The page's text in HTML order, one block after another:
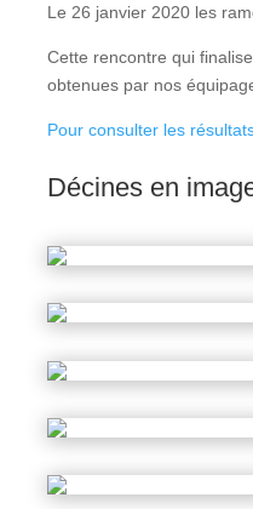
Le 26 janvier 2020 les
Cette rencontre qui
obtenues par nos
Pour consulter les
Décines en